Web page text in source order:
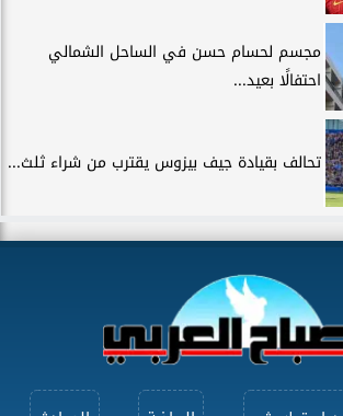
مجسم لحسام حسن في الساحل الشمالي
احتفالًا بعيد...
تحالف بقيادة جيف بيزوس يقترب من شراء ثلث...